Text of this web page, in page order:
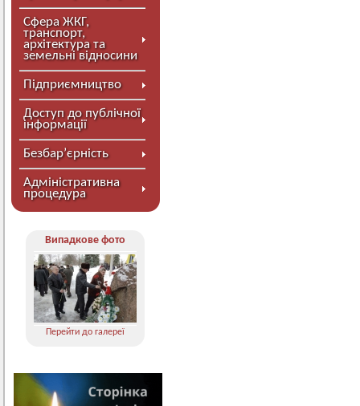
Сфера ЖКГ,
транспорт,
архітектура та
земельні відносини
Підприємництво
Доступ до публічної
інформації
Безбар’єрність
Адміністративна
процедура
Випадкове фото
Перейти до галереї